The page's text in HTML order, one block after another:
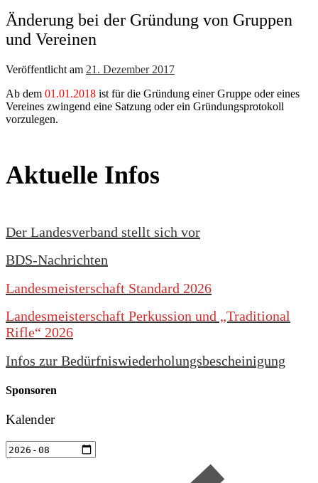
Änderung bei der Gründung von Gruppen
und Vereinen
Veröffentlicht am 21. Dezember 2017
Ab dem 01.01.2018 ist für die Gründung einer Gruppe oder eines
Vereines zwingend eine Satzung oder ein Gründungsprotokoll
vorzulegen.
Aktuelle Infos
Der Landesverband stellt sich vor
BDS-Nachrichten
Landesmeisterschaft Standard 2026
Landesmeisterschaft Perkussion und „Traditional
Rifle“ 2026
Infos zur Bedürfniswiederholungsbescheinigung
Sponsoren
Kalender